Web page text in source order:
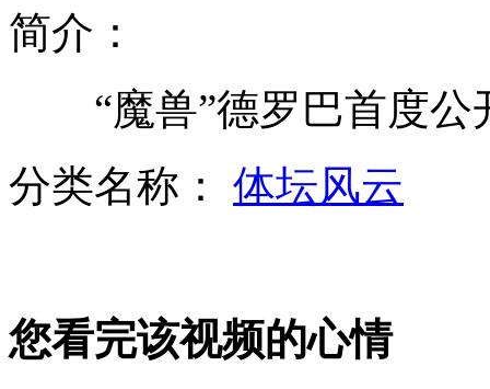
英国出动航母为奥运保驾护航
传奥运得一金奖50万 国体总局否认
简介：
“魔兽”德罗巴首度公
分类名称： 体坛风云
您看完该视频的心情